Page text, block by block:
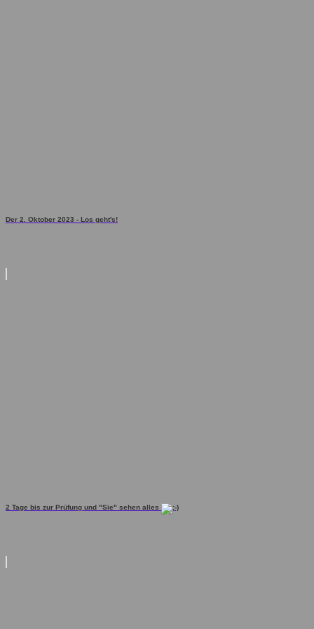
Der 2. Oktober 2023 - Los geht's!
2 Tage bis zur Prüfung und "Sie" sehen alles